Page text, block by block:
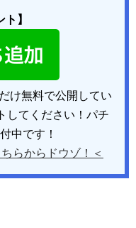
ト】
け無料で公開してい
してください！パチ
中です！
らからドウゾ！＜